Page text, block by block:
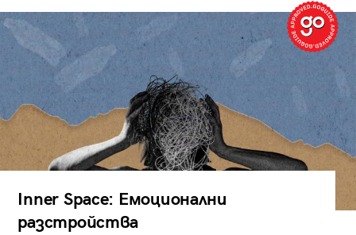
Inner Space: Емоционални
разстройства